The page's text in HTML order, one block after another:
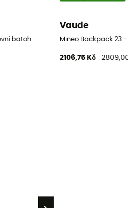
batoh
Vaude
Mineo Backpack 23
2106,75 Kč